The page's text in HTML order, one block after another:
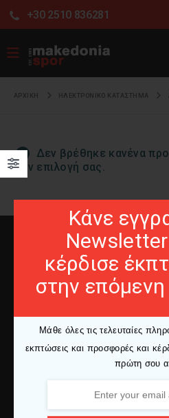
+30 2510 836281
ΑΡΧΙΚΉ ΗΛΕΚΤΡΟΝΙΚΌ ΚΑΤΆΣΤΗΜΑ
Δεν βρέθηκε κανένα
την επιλογή σας.
Ελ. Βενιζέλου 27 653 02,
info@makedoniaspor.gr
Κάνε
Newsletter
κέρδισε
στην
Μάθε όλες τις τελευταίες
εκπτώσεις και προσφορές και
πρώτη σου